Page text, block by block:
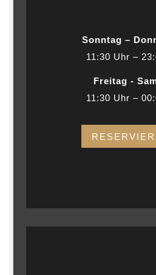
Sonntag –
11:30 Uhr –
Freitag -
11:30 Uhr –